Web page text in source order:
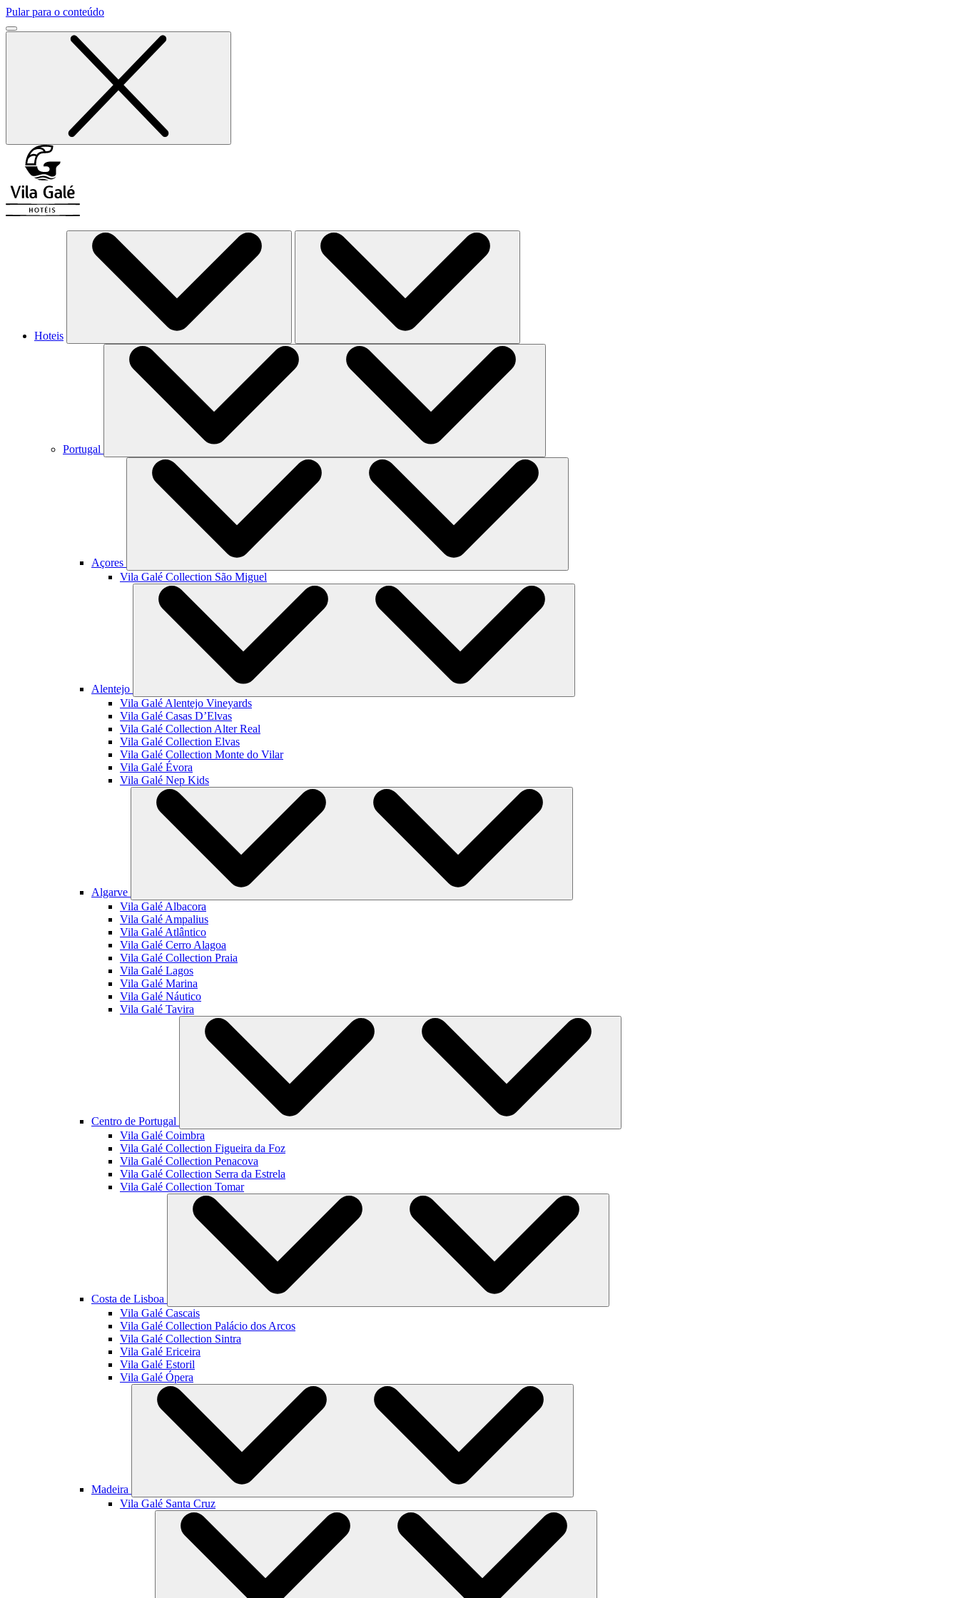
Pular para o conteúdo
Hoteis
Portugal
Açores
Vila Galé Collection São Miguel
Alentejo
Vila Galé Alentejo Vineyards
Vila Galé Casas D’Elvas
Vila Galé Collection Alter Real
Vila Galé Collection Elvas
Vila Galé Collection Monte do Vilar
Vila Galé Évora
Vila Galé Nep Kids
Algarve
Vila Galé Albacora
Vila Galé Ampalius
Vila Galé Atlântico
Vila Galé Cerro Alagoa
Vila Galé Collection Praia
Vila Galé Lagos
Vila Galé Marina
Vila Galé Náutico
Vila Galé Tavira
Centro de Portugal
Vila Galé Coimbra
Vila Galé Collection Figueira da Foz
Vila Galé Collection Penacova
Vila Galé Collection Serra da Estrela
Vila Galé Collection Tomar
Costa de Lisboa
Vila Galé Cascais
Vila Galé Collection Palácio dos Arcos
Vila Galé Collection Sintra
Vila Galé Ericeira
Vila Galé Estoril
Vila Galé Ópera
Madeira
Vila Galé Santa Cruz